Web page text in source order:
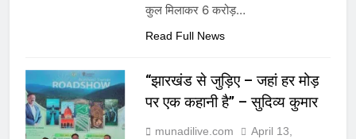
कुल मिलाकर 6 करोड़…
Read Full News
“झारखंड से जुड़िए – जहां हर मोड़
पर एक कहानी है” – सुदिव्य कुमार
munadilive.com
April 13,